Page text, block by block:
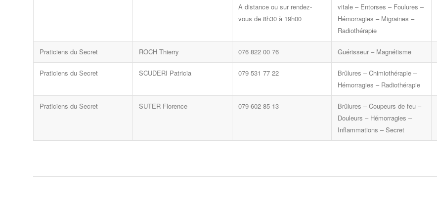
A distance ou sur rendez-
vous de 8h30 à 19h00
vitale – Entorses – Foulures –
Hémorragies – Migraines –
Radiothérapie
Praticiens du Secret ROCH Thierry 076 822 00 76 Guérisseur – Magnétisme
Praticiens du Secret SCUDERI Patricia 079 531 77 22
Brûlures – Chimiothérapie –
Hémorragies – Radiothérapie
Praticiens du Secret SUTER Florence 079 602 85 13
Brûlures – Coupeurs de feu –
Douleurs – Hémorragies –
Inflammations – Secret